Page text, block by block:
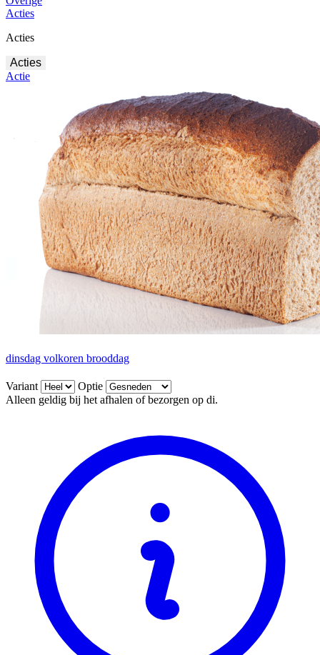
Acties
Acties
Acties
Actie
dinsdag volkoren brooddag
Variant
Optie
Alleen geldig bij het afhalen of bezorgen op di.